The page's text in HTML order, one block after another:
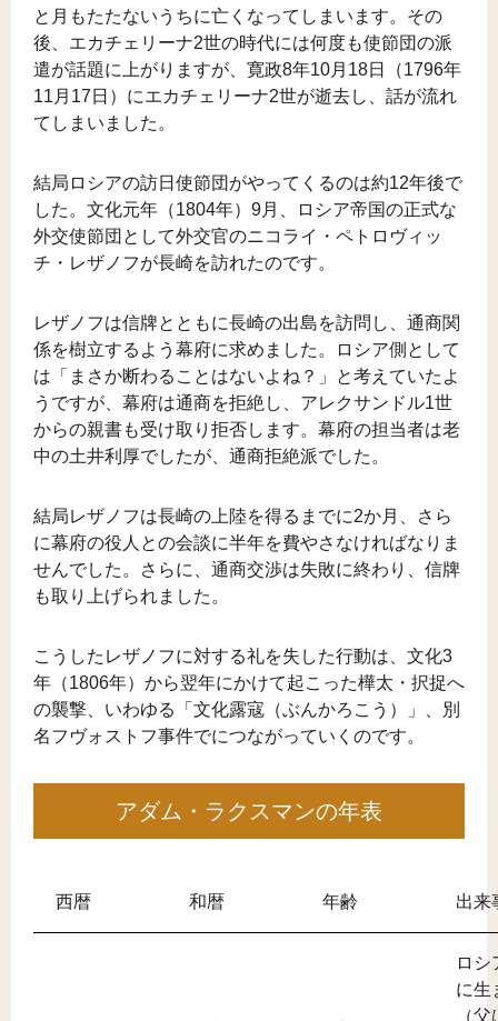
と月もたたないうちに亡くなってしまいます。その
後、エカチェリーナ2世の時代には何度も使節団の派
遣が話題に上がりますが、寛政8年10月18日（1796年
11月17日）にエカチェリーナ2世が逝去し、話が流れ
てしまいました。
結局ロシアの訪日使節団がやってくるのは約12年後で
した。文化元年（1804年）9月、ロシア帝国の正式な
外交使節団として外交官のニコライ・ペトロヴィッ
チ・レザノフが長崎を訪れたのです。
レザノフは信牌とともに長崎の出島を訪問し、通商関
係を樹立するよう幕府に求めました。ロシア側として
は「まさか断わることはないよね？」と考えていたよ
うですが、幕府は通商を拒絶し、アレクサンドル1世
からの親書も受け取り拒否します。幕府の担当者は老
中の土井利厚でしたが、通商拒絶派でした。
結局レザノフは長崎の上陸を得るまでに2か月、さら
に幕府の役人との会談に半年を費やさなければなりま
せんでした。さらに、通商交渉は失敗に終わり、信牌
も取り上げられました。
こうしたレザノフに対する礼を失した行動は、文化3
年（1806年）から翌年にかけて起こった樺太・択捉へ
の襲撃、いわゆる「文化露寇（ぶんかろこう）」、別
名フヴォストフ事件でにつながっていくのです。
アダム・ラクスマンの年表
西暦 和暦 年齢 出来
ロシ
に生
（